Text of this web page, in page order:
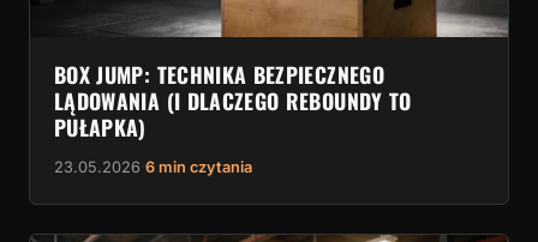
BOX JUMP: TECHNIKA BEZPIECZNEGO
LĄDOWANIA (I DLACZEGO REBOUNDY TO
PUŁAPKA)
23.05.2026 6 min czytania